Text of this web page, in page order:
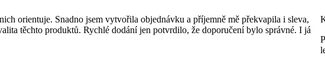
orientuje. Snadno jsem vytvořila objednávku a příjemně mě překvapila i sleva,
těchto produktů. Rychlé dodání jen potvrdilo, že doporučení bylo správné. I já